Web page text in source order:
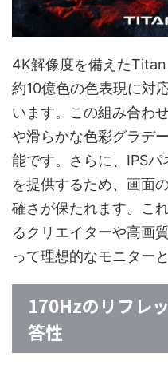
4K解像度を備えた
約10億色の色表現に対
います。この組み合わ
や滑らかな色彩グラデ
能です。さらに、IPSパ
を提供するため、画面
確さが保たれます。こ
るクリエイターや高画
って理想的なモニター
170Hzのリフレ
答性